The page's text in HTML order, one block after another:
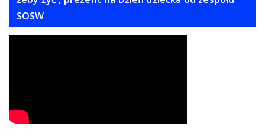
SOSW